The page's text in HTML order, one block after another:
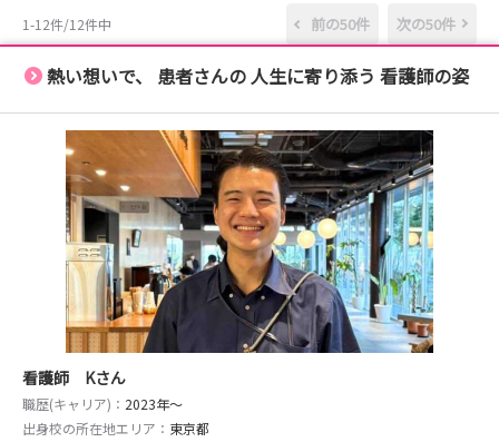
-----------------------------------------------
【メディア情報】
ガイアの夜明け：U-NEXT #1168 “最後の願い”を叶えた
報道特集： https://www.youtube.com/watch?
v=il1xcAAFqAs
【ホームページ】
https://hospital.teamblue.jp/
【SNS】
日常を切り取った投稿を発信中。
ぜひフォローして、当院で働く仲間のことや想いを知って
1-12件/12件中 前の50件 次の50件
熱い想いで、 患者さんの 人生に寄り添う 看護師の姿
看護師 Kさん
職歴(キャリア)： 2023年〜
出身校の所在地エリア： 東京都